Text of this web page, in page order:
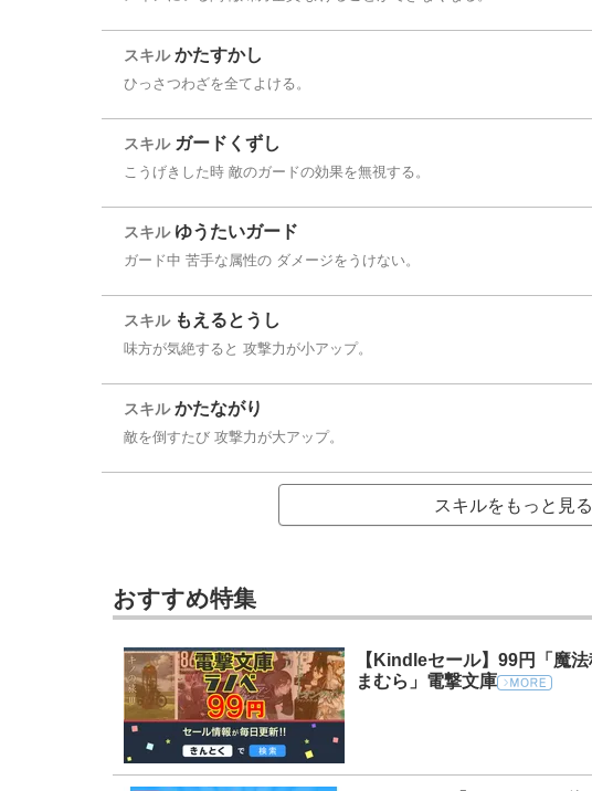
スキルかたすかし
ひっさつわざを全てよける。
スキルガードくずし
こうげきした時 敵のガードの効果を無視する。
スキルゆうたいガード
ガード中 苦手な属性の ダメージをうけない。
スキルもえるとうし
味方が気絶すると 攻撃力が小アップ。
スキルかたながり
敵を倒すたび 攻撃力が大アップ。
スキルをもっと見る
おすすめ特集
【Kindleセール】99円「魔
まむら」電撃文庫